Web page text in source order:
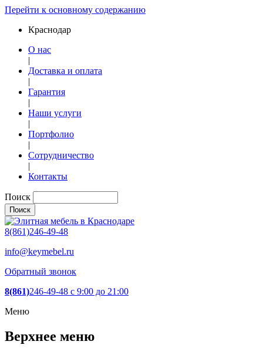
Перейти к основному содержанию
Краснодар
О нас
|
Доставка и оплата
|
Гарантия
|
Наши услуги
|
Портфолио
|
Сотрудничество
|
Контакты
Поиск
8(861)246-49-48
info@keymebel.ru
Обратный звонок
8(861)246-49-48 c 9:00 до 21:00
Меню
Верхнее меню